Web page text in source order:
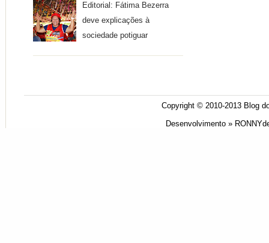
Editorial: Fátima Bezerra
deve explicações à
sociedade potiguar
Copyright © 2010-2013 Blog
Desenvolvimento »